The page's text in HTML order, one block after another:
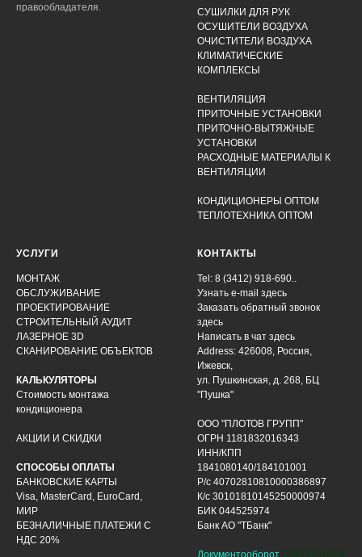
правообладателя.
СУШИЛКИ ДЛЯ РУК
ОСУШИТЕЛИ ВОЗДУХА
ОЧИСТИТЕЛИ ВОЗДУХА
КЛИМАТИЧЕСКИЕ
КОМПЛЕКСЫ
ВЕНТИЛЯЦИЯ
ПРИТОЧНЫЕ УСТАНОВКИ
ПРИТОЧНО-ВЫТЯЖНЫЕ
УСТАНОВКИ
РАСХОДНЫЕ МАТЕРИАЛЫ К
ВЕНТИЛЯЦИИ
КОНДИЦИОНЕРЫ ОПТОМ
ТЕПЛОТЕХНИКА ОПТОМ
УСЛУГИ
МОНТАЖ
ОБСЛУЖИВАНИЕ
ПРОЕКТИРОВАНИЕ
СТРОИТЕЛЬНЫЙ АУДИТ
ЛАЗЕРНОЕ 3D
СКАНИРОВАНИЕ ОБЪЕКТОВ
КАЛЬКУЛЯТОРЫ
Стоимость монтажа
кондиционера
АКЦИИ И СКИДКИ
СПОСОБЫ ОПЛАТЫ
БАНКОВСКИЕ КАРТЫ
Visa, MasterCard, EuroCard,
МИР
БЕЗНАЛИЧНЫЕ ПЛАТЕЖИ С
НДС 20%
КОНТАКТЫ
Tel: 8 (3412) 918-690..
Узнать e-mail здесь
Заказать обратный звонок
здесь
Написать в чат здесь
Address: 426008, Россия,
Ижевск,
ул. Пушкинская, д. 268, БЦ
"Пушка"
ООО "ПЛОТОВ ГРУПП"
ОГРН 1181832016343
ИНН/КПП
1841080140/184101001
Р/с 40702810810000386897
К/с 30101810145250000974
БИК 044525974
Банк АО "ТБанк"
Документооборот ЭДО ДИАДОК